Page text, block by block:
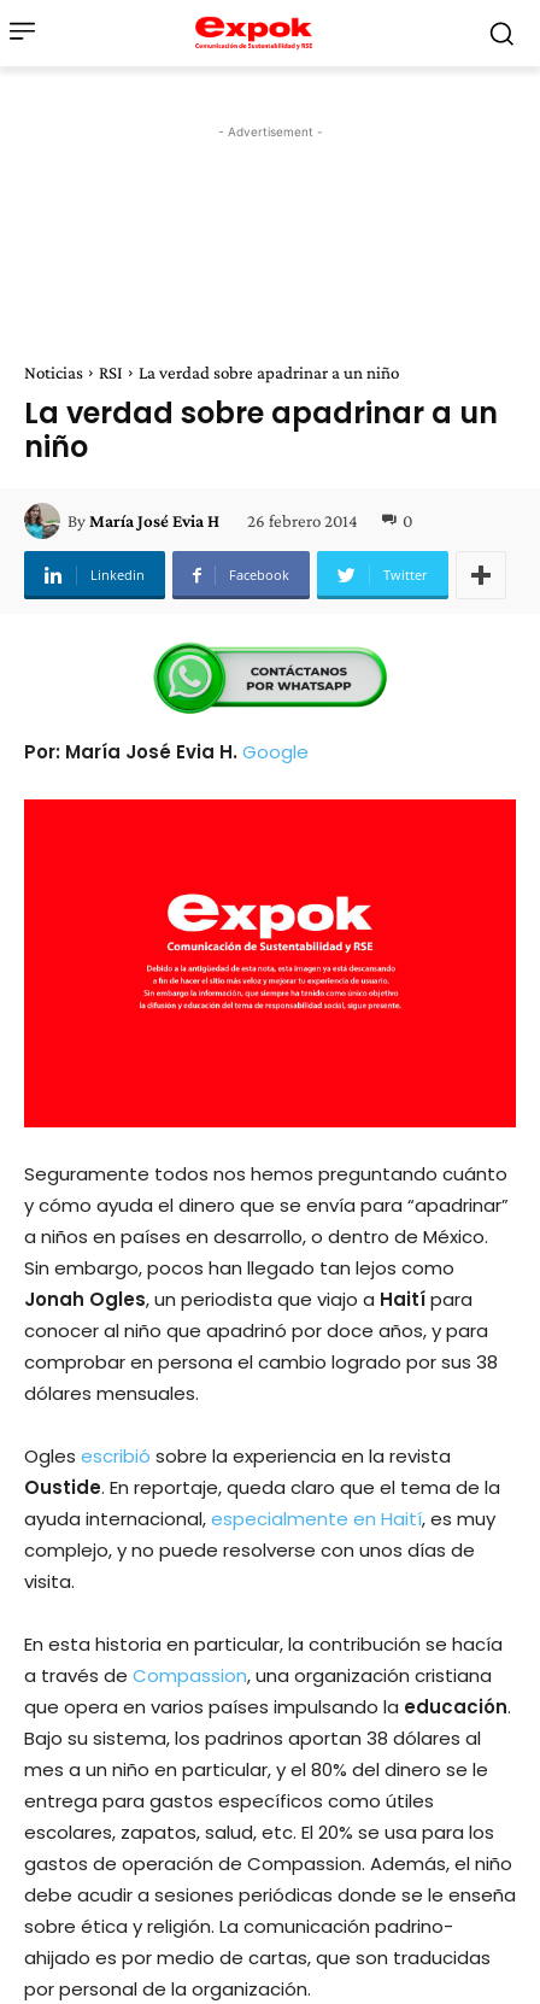
- Advertisement -
Noticias RSI La verdad sobre apadrinar a un niño
La verdad sobre apadrinar a un
niño
ByMaría José Evia H 26 febrero 2014 0
Linkedin Facebook Twitter
Por: María José Evia H.Google
Seguramente todos nos hemos preguntando cuánto
y cómo ayuda el dinero que se envía para “apadrinar”
a niños en países en desarrollo, o dentro de México.
Sin embargo, pocos han llegado tan lejos como
Jonah Ogles, un periodista que viajo a Haitípara
conocer al niño que apadrinó por doce años, y para
comprobar en persona el cambio logrado por sus 38
dólares mensuales.
Ogles escribió sobre la experiencia en la revista
Oustide. En reportaje, queda claro que el tema de la
ayuda internacional,especialmente en Haití, es muy
complejo, y no puede resolverse con unos días de
visita.
En esta historia en particular, la contribución se hacía
a través de Compassion, una organización cristiana
que opera en varios países impulsando la educación.
Bajo su sistema, los padrinos aportan 38 dólares al
mes a un niño en particular, y el 80% del dinero se le
entrega para gastos específicos como útiles
escolares, zapatos, salud, etc. El 20% se usa para los
gastos de operación de Compassion. Además, el niño
debe acudir a sesiones periódicas donde se le enseña
sobre ética y religión. La comunicación padrino-
ahijado es por medio de cartas, que son traducidas
por personal de la organización.